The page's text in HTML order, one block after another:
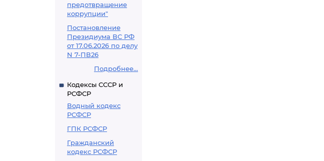
предотвращение
коррупции"
Постановление
Президиума ВС РФ
от 17.06.2026 по делу
N 7-ПВ26
Подробнее...
Кодексы СССР и
РСФСР
Водный кодекс
РСФСР
ГПК РСФСР
Гражданский
кодекс РСФСР